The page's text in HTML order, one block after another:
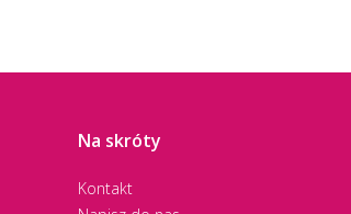
Na skróty
Kontakt